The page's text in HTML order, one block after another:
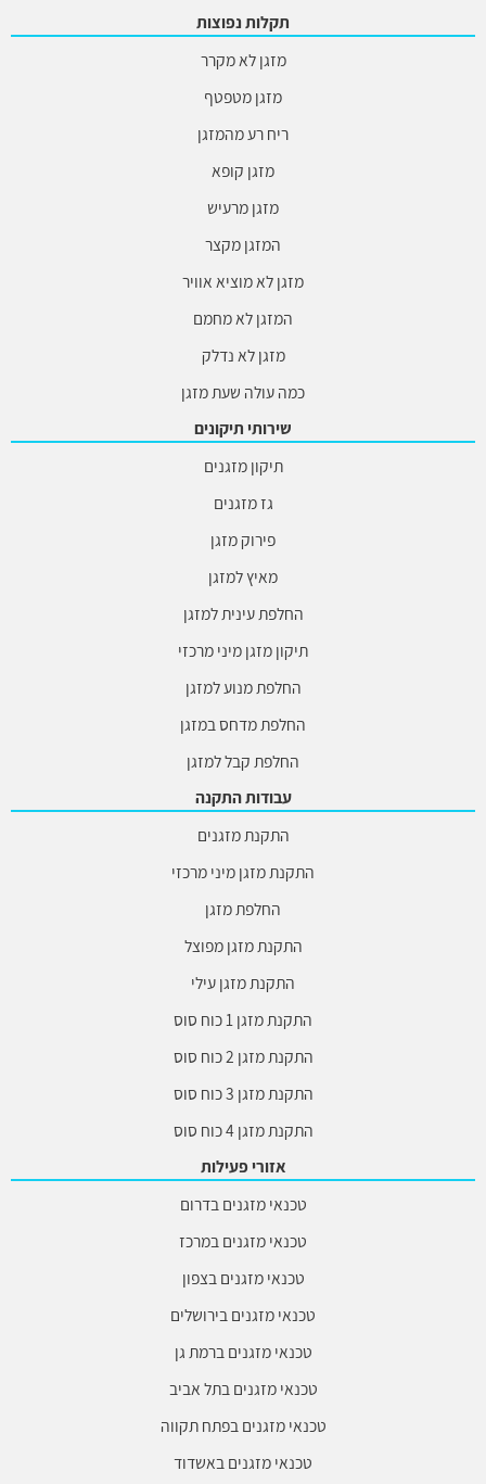
תקלות נפוצות
מזגן לא מקרר
מזגן מטפטף
ריח רע מהמזגן
מזגן קופא
מזגן מרעיש
המזגן מקצר
מזגן לא מוציא אוויר
המזגן לא מחמם
מזגן לא נדלק
כמה עולה שעת מזגן
שירותי תיקונים
תיקון מזגנים
גז מזגנים
פירוק מזגן
מאיץ למזגן
החלפת עינית למזגן
תיקון מזגן מיני מרכזי
החלפת מנוע למזגן
החלפת מדחס במזגן
החלפת קבל למזגן
עבודות התקנה
התקנת מזגנים
התקנת מזגן מיני מרכזי
החלפת מזגן
התקנת מזגן מפוצל
התקנת מזגן עילי
התקנת מזגן 1 כוח סוס
התקנת מזגן 2 כוח סוס
התקנת מזגן 3 כוח סוס
התקנת מזגן 4 כוח סוס
אזורי פעילות
טכנאי מזגנים בדרום
טכנאי מזגנים במרכז
טכנאי מזגנים בצפון
טכנאי מזגנים בירושלים
טכנאי מזגנים ברמת גן
טכנאי מזגנים בתל אביב
טכנאי מזגנים בפתח תקווה
טכנאי מזגנים באשדוד